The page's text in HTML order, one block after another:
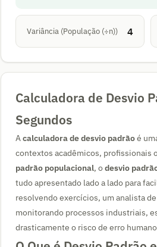
Variância (População (÷n)) 4
Calculadora de Desvio
Segundos
Acalculadora de desvio padrãoé
contextos acadêmicos, profissionais
padrão populacional, odesvio
tudo apresentado lado a lado para
resolvendo exercícios, um analista
monitorando processos industriais,
drasticamente o risco de erro